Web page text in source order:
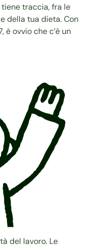
traccia, fra le
della tua dieta. Con
è ovvio che c’è un
del lavoro. Le